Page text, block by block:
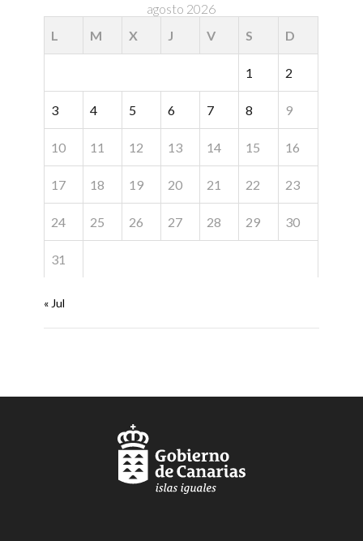
agosto 2026
L
M X J V S D
1 2
3 4 5 6 7 8 9
10 11 12 13 14 15 16
17 18 19 20 21 22 23
24 25 26 27 28 29 30
31
« Jul